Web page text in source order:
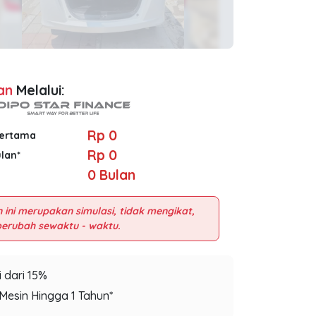
Melalui:
Rp 0
Rp 0
0Bulan
ini merupakan simulasi, tidak mengikat,
dari 15%
Hingga 1 Tahun*